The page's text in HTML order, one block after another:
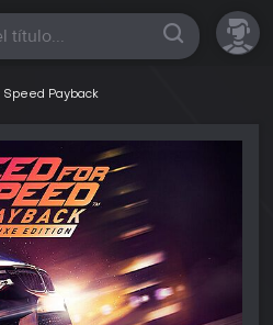
Speed Payback